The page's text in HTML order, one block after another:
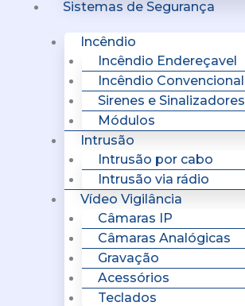
Sistemas de Segurança
Incêndio
Incêndio Endereçavel
Incêndio Convencional
Sirenes e Sinalizadores
Módulos
Intrusão
Intrusão por cabo
Intrusão via rádio
Vídeo Vigilância
Câmaras IP
Câmaras Analógicas
Gravação
Acessórios
Teclados